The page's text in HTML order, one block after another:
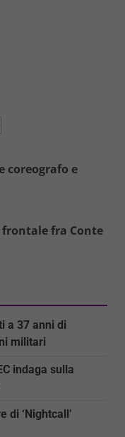
coreografo e
fra Conte
a 37 anni di
militari
indaga sulla
di ‘Nightcall’